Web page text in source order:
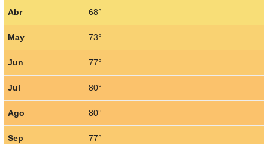
Abr 68°
May 73°
Jun 77°
Jul 80°
Ago 80°
Sep 77°